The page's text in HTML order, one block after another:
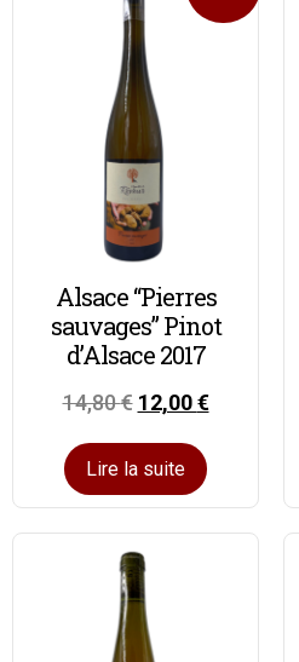
Alsace “Pierres
sauvages” Pinot
d’Alsace 2017
14,80€ 12,00€
Lire la suite